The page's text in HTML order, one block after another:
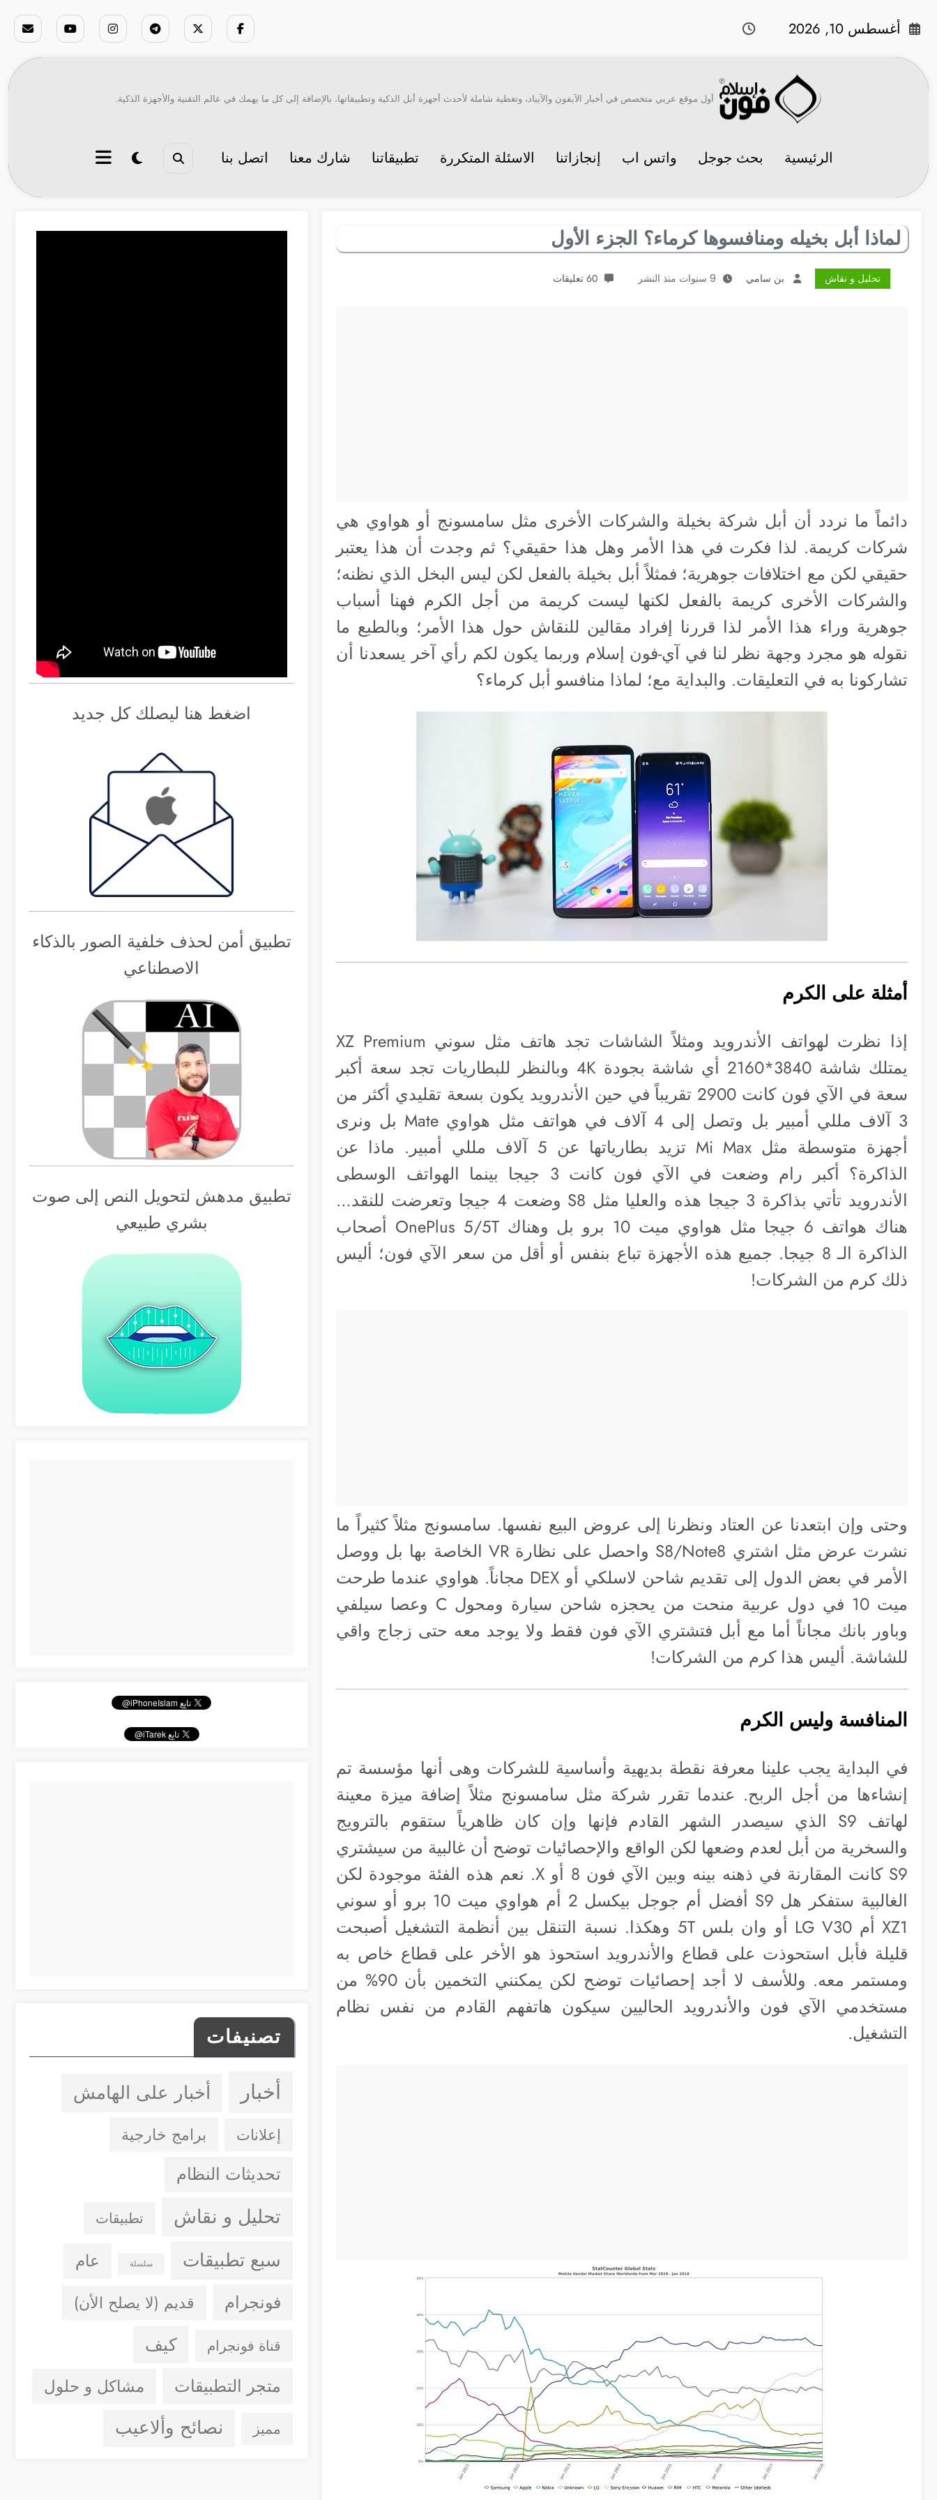
أغسطس 10, 2026
أول موقع عربي متخصص في أخبار الآيفون والآيباد، وتغطية شاملة لأحدث أجهزة أبل الذكية وتطبيقاتها، بالإضافة إلى كل ما يهمك في عالم التقنية والأجهزة الذكية.
الرئيسية بحث جوجل واتس اب إنجازاتنا الاسئلة المتكررة تطبيقاتنا شارك معنا اتصل بنا
لماذا أبل بخيله ومنافسوها كرماء؟ الجزء الأول
تحليل و نقاش بن سامي 9 سنوات منذ النشر 60 تعليقات
دائماً ما نردد أن أبل شركة بخيلة والشركات الأخرى مثل سامسونج أو هواوي هي
شركات كريمة. لذا فكرت في هذا الأمر وهل هذا حقيقي؟ ثم وجدت أن هذا يعتبر
حقيقي لكن مع اختلافات جوهرية؛ فمثلاً أبل بخيلة بالفعل لكن ليس البخل الذي نظنه؛
والشركات الأخرى كريمة بالفعل لكنها ليست كريمة من أجل الكرم فهنا أسباب
جوهرية وراء هذا الأمر لذا قررنا إفراد مقالين للنقاش حول هذا الأمر؛ وبالطبع ما
نقوله هو مجرد وجهة نظر لنا في آي-فون إسلام وربما يكون لكم رأي آخر يسعدنا أن
تشاركونا به في التعليقات. والبداية مع؛ لماذا منافسو أبل كرماء؟
أمثلة على الكرم
إذا نظرت لهواتف الأندرويد ومثلاً الشاشات تجد هاتف مثل سوني XZ Premium
يمتلك شاشة 3840*2160 أي شاشة بجودة 4K وبالنظر للبطاريات تجد سعة أكبر
سعة في الآي فون كانت 2900 تقريباً في حين الأندرويد يكون بسعة تقليدي أكثر من
3 آلاف مللي أمبير بل وتصل إلى 4 آلاف في هواتف مثل هواوي Mate بل ونرى
أجهزة متوسطة مثل Mi Max تزيد بطارياتها عن 5 آلاف مللي أمبير. ماذا عن
الذاكرة؟ أكبر رام وضعت في الآي فون كانت 3 جيجا بينما الهواتف الوسطى
الأندرويد تأتي بذاكرة 3 جيجا هذه والعليا مثل S8 وضعت 4 جيجا وتعرضت للنقد…
هناك هواتف 6 جيجا مثل هواوي ميت 10 برو بل وهناك OnePlus 5/5T أصحاب
الذاكرة الـ 8 جيجا. جميع هذه الأجهزة تباع بنفس أو أقل من سعر الآي فون؛ أليس
ذلك كرم من الشركات!
وحتى وإن ابتعدنا عن العتاد ونظرنا إلى عروض البيع نفسها. سامسونج مثلاً كثيراً ما
نشرت عرض مثل اشتري S8/Note8 واحصل على نظارة VR الخاصة بها بل ووصل
الأمر في بعض الدول إلى تقديم شاحن لاسلكي أو DEX مجاناً. هواوي عندما طرحت
ميت 10 في دول عربية منحت من يحجزه شاحن سيارة ومحول C وعصا سيلفي
وباور بانك مجاناً أما مع أبل فتشتري الآي فون فقط ولا يوجد معه حتى زجاج واقي
للشاشة. أليس هذا كرم من الشركات!
المنافسة وليس الكرم
في البداية يجب علينا معرفة نقطة بديهية وأساسية للشركات وهى أنها مؤسسة تم
إنشاءها من أجل الربح. عندما تقرر شركة مثل سامسونج مثلاً إضافة ميزة معينة
لهاتف S9 الذي سيصدر الشهر القادم فإنها وإن كان ظاهرياً ستقوم بالترويج
والسخرية من أبل لعدم وضعها لكن الواقع والإحصائيات توضح أن غالبية من سيشتري
S9 كانت المقارنة في ذهنه بينه وبين الآي فون 8 أو X. نعم هذه الفئة موجودة لكن
الغالبية ستفكر هل S9 أفضل أم جوجل بيكسل 2 أم هواوي ميت 10 برو أو سوني
XZ1 أم LG V30 أو وان بلس 5T وهكذا. نسبة التنقل بين أنظمة التشغيل أصبحت
قليلة فأبل استحوذت على قطاع والأندرويد استحوذ هو الأخر على قطاع خاص به
ومستمر معه. وللأسف لا أجد إحصائيات توضح لكن يمكنني التخمين بأن 90% من
مستخدمي الآي فون والأندرويد الحاليين سيكون هاتفهم القادم من نفس نظام
التشغيل.
اضغط هنا ليصلك كل جديد
تطبيق أمن لحذف خلفية الصور بالذكاء
الاصطناعي
تطبيق مدهش لتحويل النص إلى صوت
بشري طبيعي
تصنيفات
أخبار أخبار على الهامش
إعلانات برامج خارجية
تحديثات النظام
تحليل و نقاش تطبيقات
سبع تطبيقات سلسلة عام
فونجرام قديم (لا يصلح الأن)
قناة فونجرام كيف
متجر التطبيقات مشاكل و حلول
مميز نصائح وألاعيب